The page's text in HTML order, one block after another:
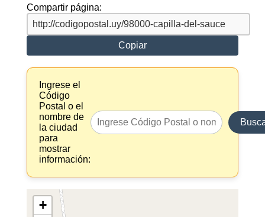
Compartir página:
Copiar
Ingrese el
Código
Postal o el
nombre de
la ciudad
para
mostrar
información:
+